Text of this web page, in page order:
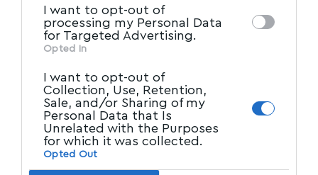
I want to opt-out of
processing my Personal Data
for Targeted Advertising.
Opted In
I want to opt-out of
Collection, Use, Retention,
Sale, and/or Sharing of my
Personal Data that Is
Unrelated with the Purposes
for which it was collected.
Opted Out
του Myvolos.net στο Youtube
ΣΤΥΛΙΑΝΟΣ,ΧΕΙΡΟΘΕΣΙΑ
Facebook